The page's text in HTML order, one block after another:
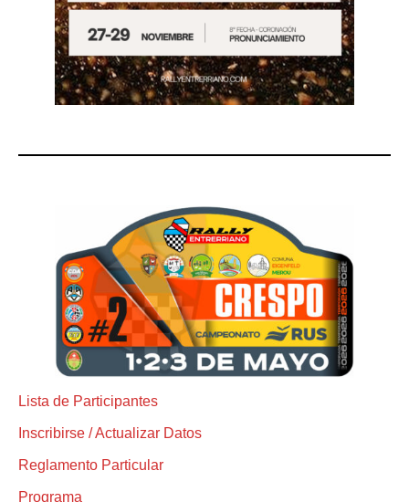
Lista de Participantes
Inscribirse / Actualizar Datos
Reglamento Particular
Programa